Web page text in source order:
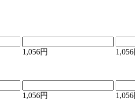
1,056円
1,056円